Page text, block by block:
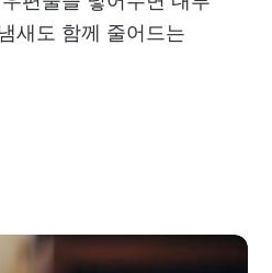
새도 함께 줄어드는